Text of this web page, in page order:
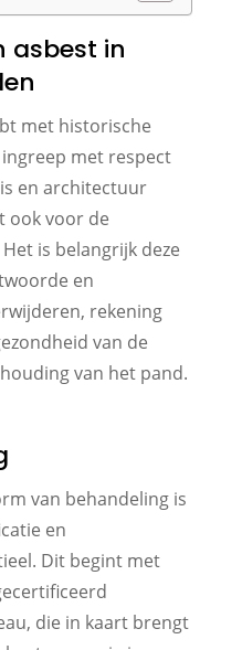
asbest in
met historische
met respect
en architectuur
ook voor de
is belangrijk deze
en
rekening
van de
van het pand.
van behandeling is
en
Dit begint met
die in kaart brengt